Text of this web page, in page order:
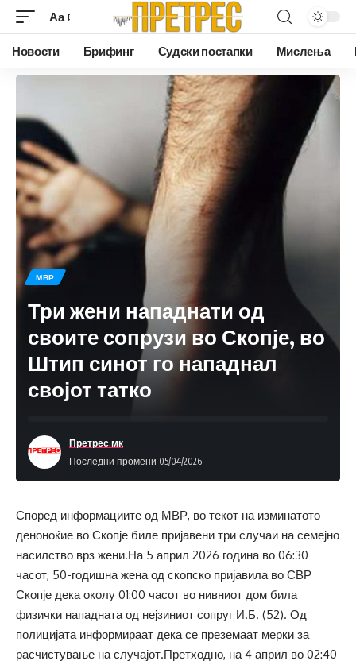
Аа
Новости Брифинг Судски постапки Мислења
МВР
Три жени нападнати од
своите сопрузи во Скопје, во
Штип синот го нападнал
својот татко
Последни промени 05/04/2026
Претрес.мк
Според информациите од МВР, во текот на изминатото
деноноќие во Скопје биле пријавени три случаи на семејно
насилство врз жени.На 5 април 2026 година во 06:30
часот, 50-годишна жена од скопско пријавила во СВР
Скопје дека околу 01:00 часот во нивниот дом била
физички нападната од нејзиниот сопруг И.Б. (52). Од
полицијата информираат дека се преземаат мерки за
расчистување на случајот.Претходно, на 4 април во 02:40